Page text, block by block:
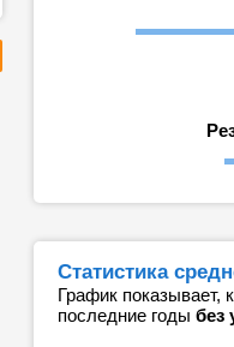
Статистика
График показывает,
последние годы без